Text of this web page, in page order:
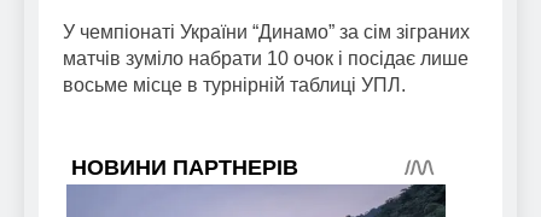
У чемпіонаті України “Динамо” за сім зіграних
матчів зуміло набрати 10 очок і посідає лише
восьме місце в турнірній таблиці УПЛ.